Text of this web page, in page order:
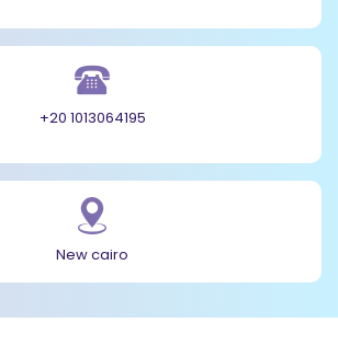
+20 1013064195
New cairo